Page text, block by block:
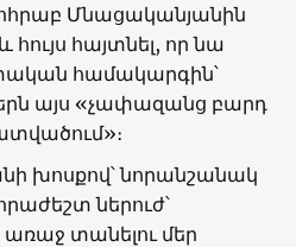
Մնացականյանին
հայտնել, որ նա
համակարգին՝
այս «չափազանց բարդ
խոսքով՝ նորանշանակ
ներուժ՝
տանելու մեր